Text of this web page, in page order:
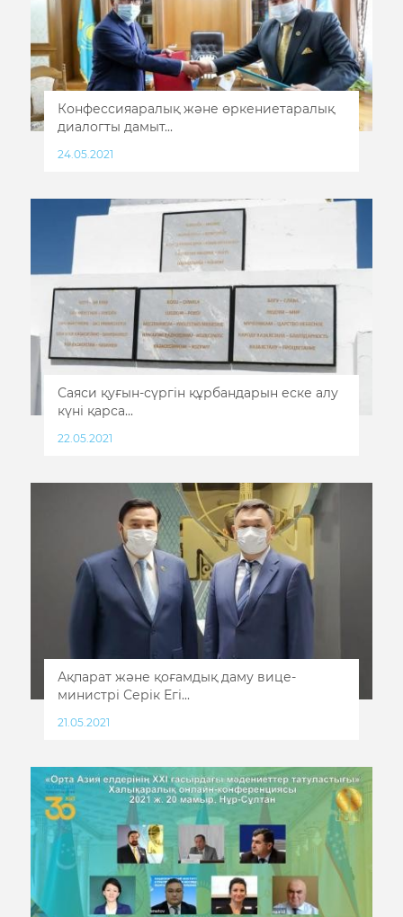
Конфессияаралық және өркениетаралық
диалогты дамыт...
24.05.2021
Саяси қуғын-сүргін құрбандарын еске алу
күні қарса...
22.05.2021
Ақпарат және қоғамдық даму вице-
министрі Серік Егі...
21.05.2021